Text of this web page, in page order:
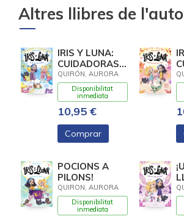
Altres llibres de
IRIS Y LUNA:
CUIDADORAS
DE
CACHORRITOS
MÁGICOS 5 -
¡LA NOCHE
MÁS MÁGICA!
QUIRÓN, AURORA
Disponibilitat
inmediata
10,95 €
Comprar
POCIONS A
PILONS!
QUIRON, AURORA
Disponibilitat
inmediata